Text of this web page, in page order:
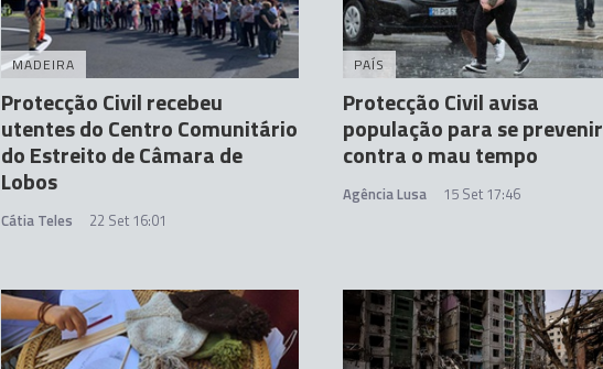
MADEIRA
Protecção Civil recebeu
utentes do Centro Comunitário
do Estreito de Câmara de
Lobos
Cátia Teles 22 Set 16:01
PAÍS
Protecção Civil avisa
população para se prevenir
contra o mau tempo
Agência Lusa 15 Set 17:46